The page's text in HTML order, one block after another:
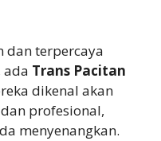
dan terpercaya
ada Trans Pacitan
dikenal akan
profesional,
menyenangkan.